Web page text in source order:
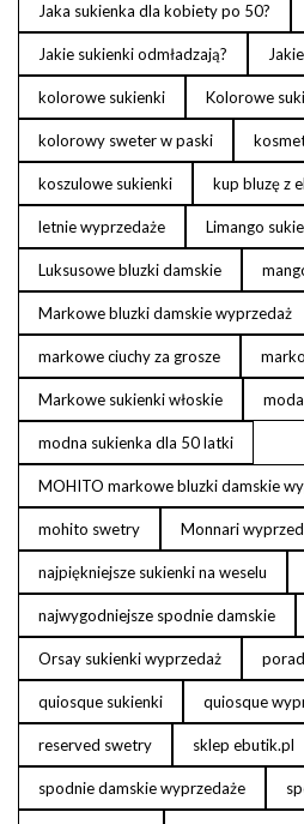
Jaka sukienka dla kobiety po 50?
Jakie sukienki odmładzają?
kolorowe sukienki Kolorowe
kolorowy sweter w paski
koszulowe sukienki kup bluzę z
letnie wyprzedaże Limango
Luksusowe bluzki damskie
Markowe bluzki damskie wyprzedaż
markowe ciuchy za grosze
Markowe sukienki włoskie
modna sukienka dla 50 latki
MOHITO markowe bluzki damskie
mohito swetry Monnari
najpiękniejsze sukienki na weselu
najwygodniejsze spodnie damskie
Orsay sukienki wyprzedaż
quiosque sukienki quiosque
reserved swetry sklep ebutik.pl
spodnie damskie wyprzedaże